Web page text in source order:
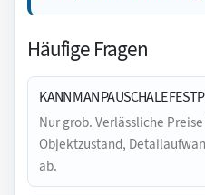
Häufige Fragen
KANN MAN PAUSCHALE
Nur grob. Verlässliche
Objektzustand,
ab.